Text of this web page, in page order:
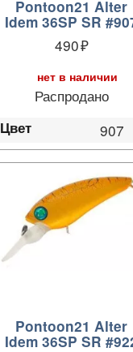
Pontoon21 Alter
Idem 36SP SR
490
нет в наличии
Распродано
Цвет 907
Pontoon21 Alter
Idem 36SP SR